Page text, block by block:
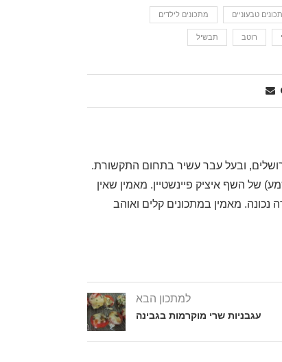
טבעוניים מתכונים לילדים
רוטב תבשיל
ראשונה מירושלים, ובעל עבר עשיר בתחום התקשורת.
השף איציק פיינשטיין. מאמין שאין
מאמין במתכונים קלים ואוהב
למתכון הבא
עגבניות שרי מוקרמות בגבינה